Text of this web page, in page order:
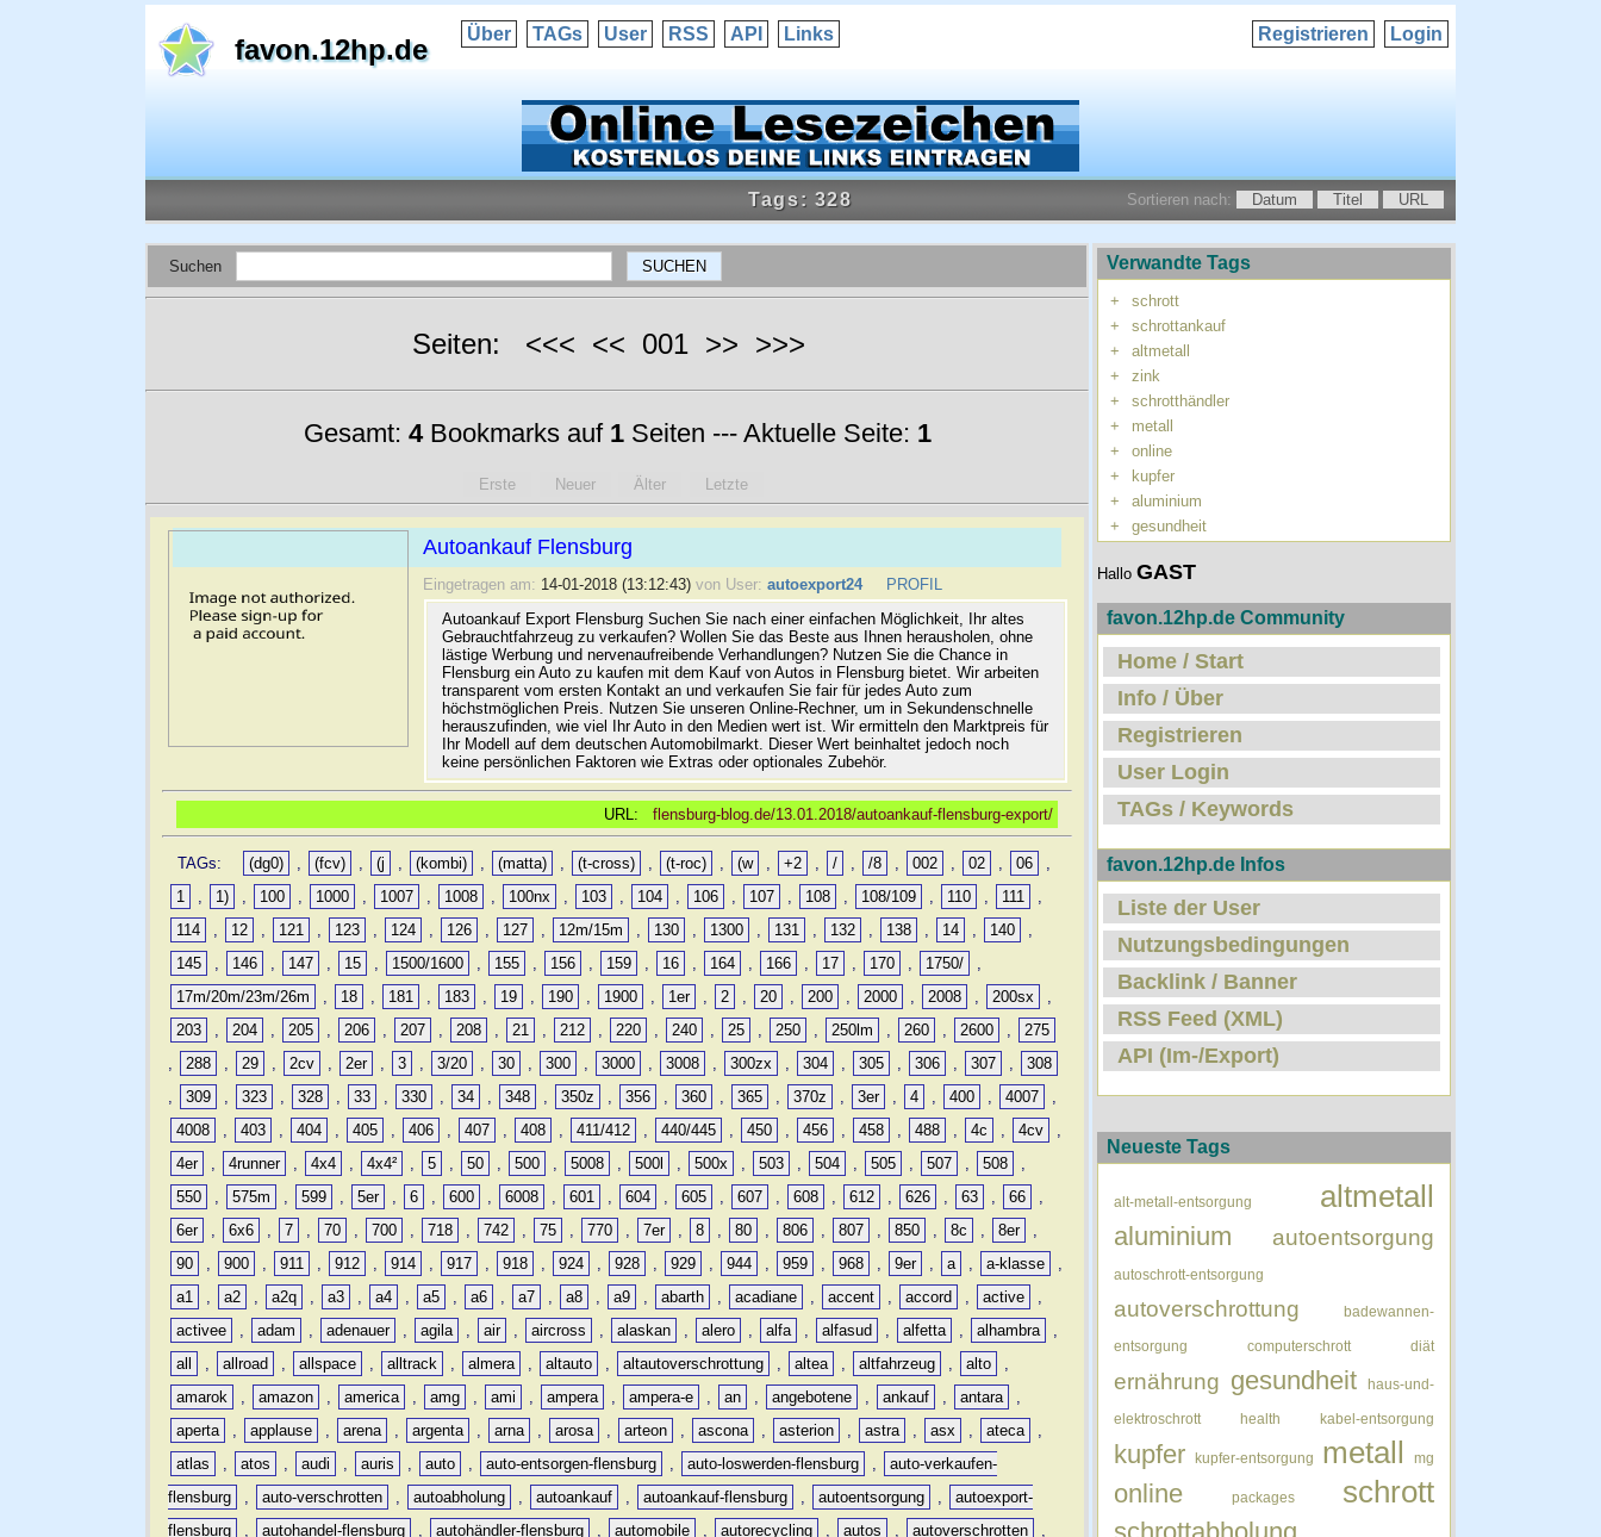
favon.12hp.de Über TAGs User RSS API Links Login
Registrieren
Tags: 328 Sortieren nach: Datum Titel URL
Suchen
Seiten: <<< << 001 >> >>>
Gesamt: 4Bookmarks auf 1Seiten --- Aktuelle Seite: 1
Erste Neuer Älter Letzte
Autoankauf Flensburg
Eingetragen am: 14-01-2018 (13:12:43) von User: autoexport24
PROFIL
Autoankauf Export Flensburg Suchen Sie nach einer einfachen Möglichkeit, Ihr altes
Gebrauchtfahrzeug zu verkaufen? Wollen Sie das Beste aus Ihnen herausholen, ohne
lästige Werbung und nervenaufreibende Verhandlungen? Nutzen Sie die Chance in
Flensburg ein Auto zu kaufen mit dem Kauf von Autos in Flensburg bietet. Wir arbeiten
transparent vom ersten Kontakt an und verkaufen Sie fair für jedes Auto zum
höchstmöglichen Preis. Nutzen Sie unseren Online-Rechner, um in Sekundenschnelle
herauszufinden, wie viel Ihr Auto in den Medien wert ist. Wir ermitteln den Marktpreis für
Ihr Modell auf dem deutschen Automobilmarkt. Dieser Wert beinhaltet jedoch noch
keine persönlichen Faktoren wie Extras oder optionales Zubehör.
URL: flensburg-blog.de/13.01.2018/autoankauf-flensburg-export/
TAGs: (dg0) , (fcv) , (j , (kombi) , (matta) , (t-cross) , (t-roc) , (w , +2 , / , /8 , 002 , 02 , 06
,
1
, 1) , 100 , 1000 , 1007 , 1008 , 100nx , 103 , 104 , 106 , 107 , 108 , 108/109 , 110 , 111
,
114
, 12 , 121 , 123 , 124 , 126 , 127 , 12m/15m , 130 , 1300 , 131 , 132 , 138 , 14 , 140
,
145
, 146 , 147 , 15 , 1500/1600 , 155 , 156 , 159 , 16 , 164 , 166 , 17 , 170 , 1750/
,
17m/20m/23m/26m
, 18 , 181 , 183 , 19 , 190 , 1900 , 1er , 2 , 20 , 200 , 2000 , 2008 , 200sx
,
203
, 204 , 205 , 206 , 207 , 208 , 21 , 212 , 220 , 240 , 25 , 250 , 250lm , 260 , 2600 ,
275
,
288 , 29 , 2cv , 2er , 3 , 3/20 , 30 , 300 , 3000 , 3008 , 300zx , 304 , 305 , 306 , 307 ,
308
,
309 , 323 , 328 , 33 , 330 , 34 , 348 , 350z , 356 , 360 , 365 , 370z , 3er , 4 , 400 , 4007
,
4008
, 403 , 404 , 405 , 406 , 407 , 408 , 411/412 , 440/445 , 450 , 456 , 458 , 488 , 4c , 4cv
,
4er
, 4runner , 4x4 , 4x4² , 5 , 50 , 500 , 5008 , 500l , 500x , 503 , 504 , 505 , 507 , 508
,
550
, 575m , 599 , 5er , 6 , 600 , 6008 , 601 , 604 , 605 , 607 , 608 , 612 , 626 , 63 , 66
,
6er
, 6x6 , 7 , 70 , 700 , 718 , 742 , 75 , 770 , 7er , 8 , 80 , 806 , 807 , 850 , 8c , 8er
,
90
, 900 , 911 , 912 , 914 , 917 , 918 , 924 , 928 , 929 , 944 , 959 , 968 , 9er , a , a-klasse
,
a1
, a2 , a2q , a3 , a4 , a5 , a6 , a7 , a8 , a9 , abarth , acadiane , accent , accord , active
,
activee
, adam , adenauer , agila , air , aircross , alaskan , alero , alfa , alfasud , alfetta , alhambra
,
all
, allroad , allspace , alltrack , almera , altauto , altautoverschrottung , altea , altfahrzeug , alto
,
amarok
, amazon , america , amg , ami , ampera , ampera-e , an , angebotene , ankauf , antara
,
aperta
, applause , arena , argenta , arna , arosa , arteon , ascona , asterion , astra , asx , ateca
,
atlas
, atos , audi , auris , auto , auto-entsorgen-flensburg , auto-loswerden-flensburg ,
auto-verkaufen-
flensburg
, auto-verschrotten , autoabholung , autoankauf , autoankauf-flensburg , autoentsorgung ,
autoexport-
flensburg
, autohandel-flensburg , autohändler-flensburg , automobile , autorecycling , autos , autoverschrotten
,
Verwandte Tags
+
schrott
+
schrottankauf
+
altmetall
+
zink
+
schrotthändler
+
metall
+
online
+
kupfer
+
aluminium
+
gesundheit
Hallo GAST
favon.12hp.de Community
Home / Start
Info / Über
Registrieren
User Login
TAGs / Keywords
favon.12hp.de Infos
Liste der User
Nutzungsbedingungen
Backlink / Banner
RSS Feed (XML)
API (Im-/Export)
Neueste Tags
alt-metall-entsorgung altmetall
aluminium autoentsorgung
autoschrott-entsorgung
autoverschrottung badewannen-
entsorgung computerschrott diät
ernährung gesundheit haus-und-
elektroschrott health kabel-entsorgung
kupfer kupfer-entsorgung metall mg
online packages schrott
schrottabholung